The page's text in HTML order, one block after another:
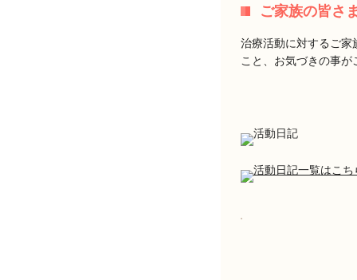
ご家族の皆さ
治療活動に対するご家
こと、お気づきの事